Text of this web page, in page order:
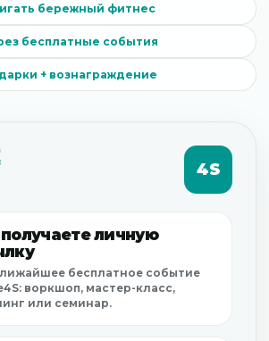
бережный фитнес
бесплатные события
+ вознаграждение
4S
личную
бесплатное событие
воркшоп, мастер-класс,
или семинар.